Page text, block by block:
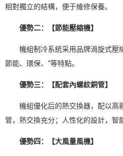
相對獨立的結構，便于維修保養。
優勢二： 【節能壓縮機】
機組制冷系統采用品牌渦旋式壓縮
節能、環保、*等特點。
優勢三： 【配套內螺紋銅管】
機組優化后的熱交換器，配以高
管，熱交換充分；人性化的設計，智
優勢四：【大風量風機】